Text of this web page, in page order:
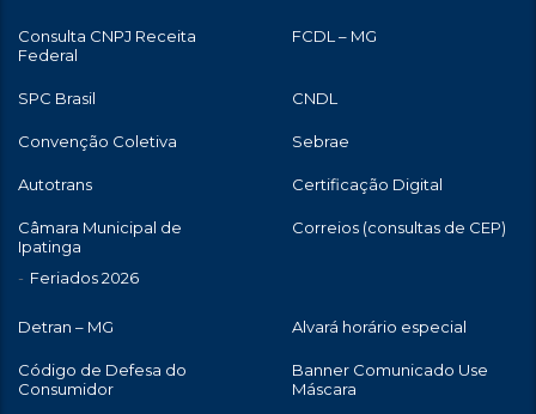
Consulta CNPJ Receita
Federal
FCDL – MG
SPC Brasil CNDL
Convenção Coletiva Sebrae
Autotrans Certificação Digital
Câmara Municipal de
Ipatinga
Feriados 2026
Correios (consultas de CEP)
Detran – MG Alvará horário especial
Código de Defesa do
Consumidor
Banner Comunicado Use
Máscara